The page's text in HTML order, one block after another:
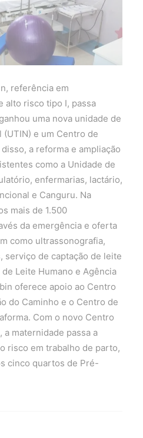
referência em
alto risco tipo I, passa
uma nova unidade de
e um Centro de
a reforma e ampliação
como a Unidade de
enfermarias, lactário,
e Canguru. Na
mais de 1.500
da emergência e oferta
como ultrassonografia,
serviço de captação de leite
Leite Humano e Agência
oferece apoio ao Centro
do Caminho e o Centro de
Com o novo Centro
maternidade passa a
risco em trabalho de parto,
cinco quartos de Pré-